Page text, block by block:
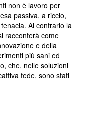
non è lavoro per
passiva, a riccio,
Al contrario la
racconterà come
e della
più sani ed
che, nelle soluzioni
fede, sono stati